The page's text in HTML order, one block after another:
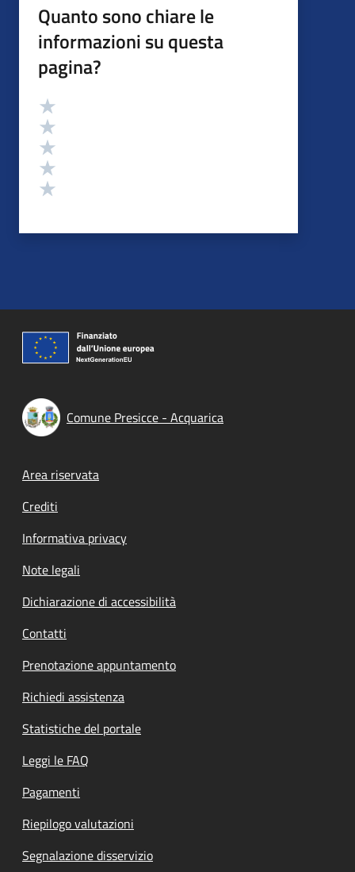
Quanto sono chiare le
informazioni su questa
pagina?
Valutazione
Comune Presicce - Acquarica
Footer menu
Area riservata
Crediti
Informativa privacy
Note legali
Dichiarazione di accessibilità
Contatti
Prenotazione appuntamento
Richiedi assistenza
Statistiche del portale
Leggi le FAQ
Pagamenti
Riepilogo valutazioni
Segnalazione disservizio